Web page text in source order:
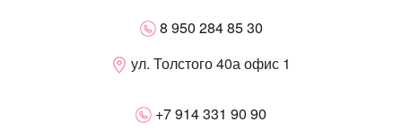
8 950 284 85 30
ул. Толстого 40а офис 1
+7 914 331 90 90